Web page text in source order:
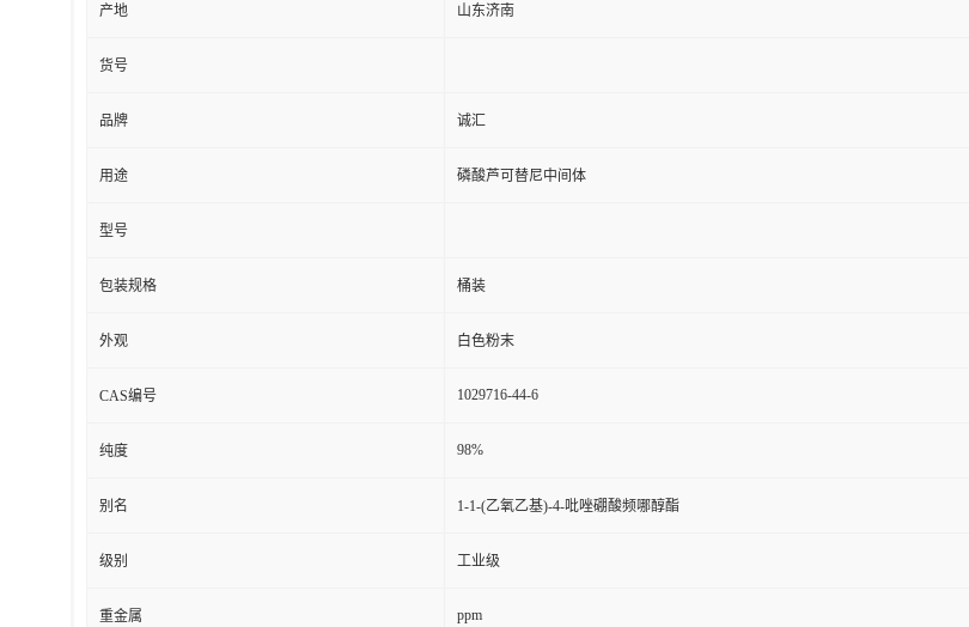
产地 山东济南
货号
品牌 诚汇
用途 磷酸芦可替尼中间体
型号
包装规格 桶装
外观 白色粉末
CAS编号 1029716-44-6
纯度 98%
别名 1-1-(乙氧乙基)-4-吡唑硼酸频哪醇酯
级别 工业级
重金属 ppm